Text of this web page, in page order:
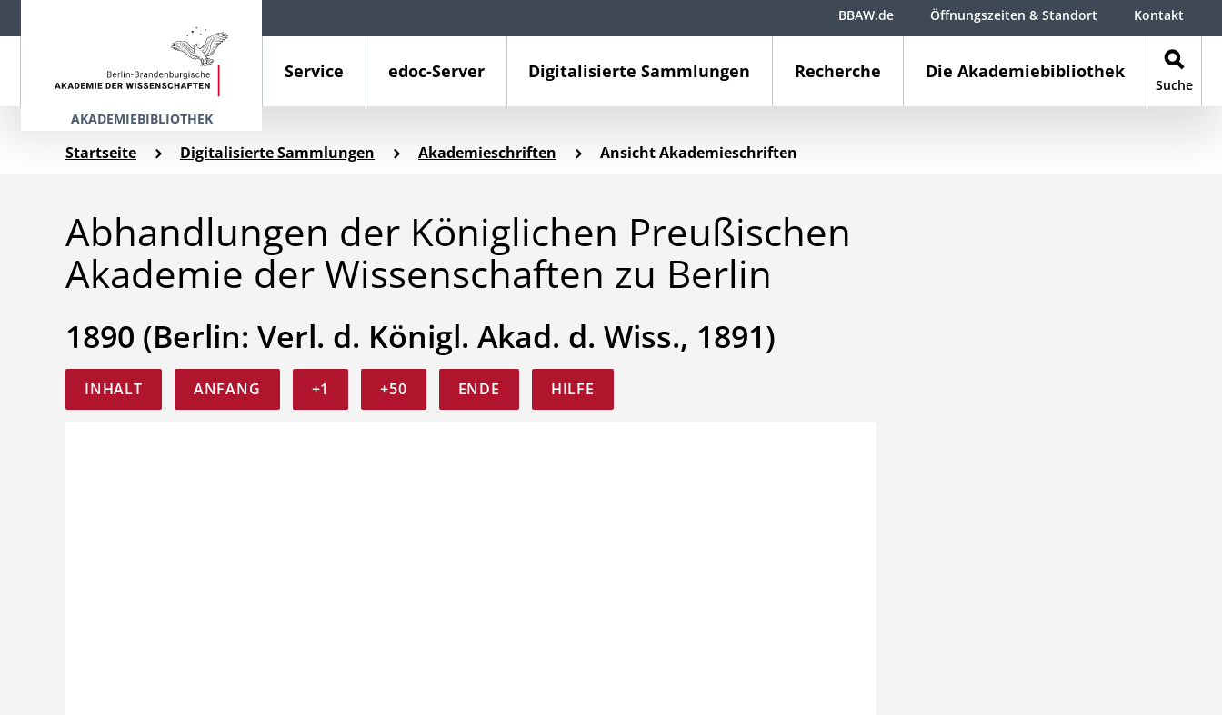
AKADEMIEBIBLIOTHEK
Service edoc-Server Digitalisierte Sammlungen Recherche Die Akademiebibliothek
Suche
BBAW.de Öffnungszeiten & Standort Kontakt
Startseite Digitalisierte Sammlungen Akademieschriften Ansicht Akademieschriften
Abhandlungen der Königlichen Preußischen
Akademie der Wissenschaften zu Berlin
1890 (Berlin: Verl. d. Königl. Akad. d. Wiss., 1891)
INHALT ANFANG +1 +50 ENDE HILFE